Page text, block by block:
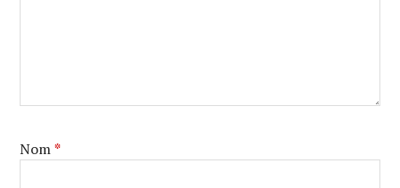
Nom*